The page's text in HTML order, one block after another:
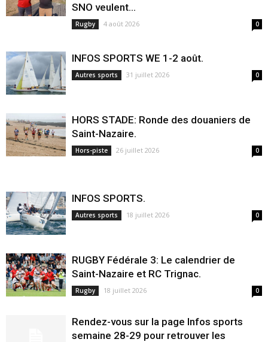
SNO veulent...
Rugby 4 août 2026 0
INFOS SPORTS WE 1-2 août.
Autres sports 31 juillet 2026 0
HORS STADE: Ronde des douaniers de
Saint-Nazaire.
Hors-piste 26 juillet 2026 0
INFOS SPORTS.
Autres sports 18 juillet 2026 0
RUGBY Fédérale 3: Le calendrier de
Saint-Nazaire et RC Trignac.
Rugby 18 juillet 2026 0
Rendez-vous sur la page Infos sports
semaine 28-29 pour retrouver les